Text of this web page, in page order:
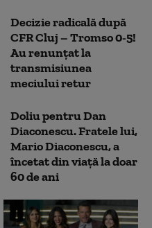
Decizie radicală după
CFR Cluj – Tromso 0-5!
Au renunțat la
transmisiunea
meciului retur
Doliu pentru Dan
Diaconescu. Fratele lui,
Mario Diaconescu, a
încetat din viață la doar
60 de ani